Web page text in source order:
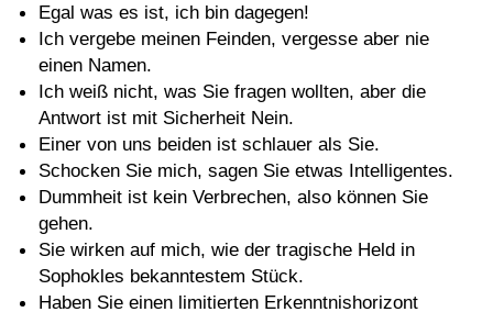
Egal was es ist, ich bin dagegen!
Ich vergebe meinen Feinden, vergesse aber nie
einen Namen.
Ich weiß nicht, was Sie fragen wollten, aber die
Antwort ist mit Sicherheit Nein.
Einer von uns beiden ist schlauer als Sie.
Schocken Sie mich, sagen Sie etwas Intelligentes.
Dummheit ist kein Verbrechen, also können Sie
gehen.
Sie wirken auf mich, wie der tragische Held in
Sophokles bekanntestem Stück.
Haben Sie einen limitierten Erkenntnishorizont